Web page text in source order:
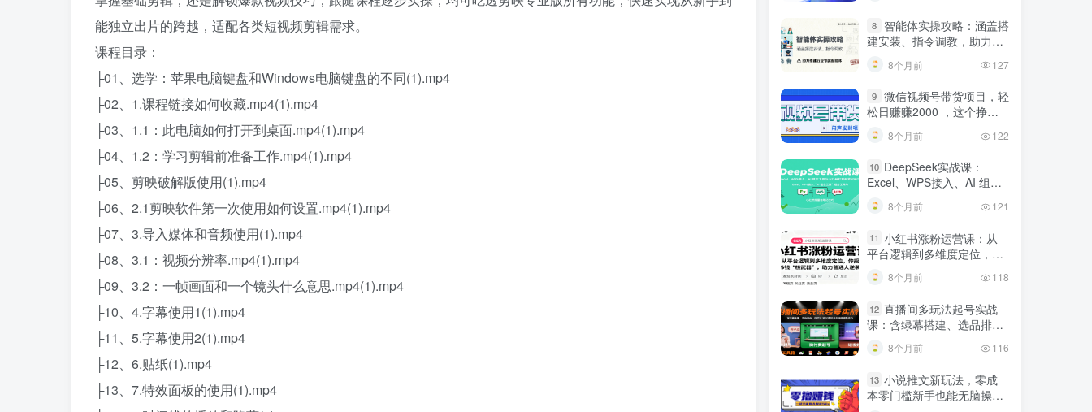
能独立出片的跨越，适配各类短视频剪辑需求。
课程目录：
├01、选学：苹果电脑键盘和Windows电脑键盘的不同(1).mp4
├02、1.课程链接如何收藏.mp4(1).mp4
├03、1.1：此电脑如何打开到桌面.mp4(1).mp4
├04、1.2：学习剪辑前准备工作.mp4(1).mp4
├05、剪映破解版使用(1).mp4
├06、2.1剪映软件第一次使用如何设置.mp4(1).mp4
├07、3.导入媒体和音频使用(1).mp4
├08、3.1：视频分辨率.mp4(1).mp4
├09、3.2：一帧画面和一个镜头什么意思.mp4(1).mp4
├10、4.字幕使用1(1).mp4
├11、5.字幕使用2(1).mp4
├12、6.贴纸(1).mp4
├13、7.特效面板的使用(1).mp4
8
智能体实操攻略：涵盖搭
建安装、指令调教，助力搭
建行业专属智能体
8个月前 127
9 微信视频号带货项目，轻
松日赚赚2000 ，这个挣钱
入口很多伙伴都在闷声发财
8个月前 122
10 DeepSeek实战课：
Excel、WPS接入、AI 组合
工具与小红书批量做笔记技
巧
8个月前 121
11 小红书涨粉运营课：从
平台逻辑到多维度定位，传
人逆袭8个月前 118
12 直播间多玩法起号实战
课：含绿幕搭建、选品排
规调整技巧
8个月前 116
13 小说推文新玩法，零成
本零门槛新手也能无脑操